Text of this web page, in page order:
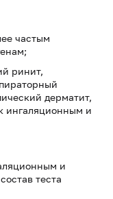
частым
ринит,
дерматит,
ингаляционным и
и
теста